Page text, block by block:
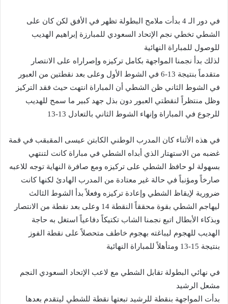
في دور الـ 4 بدأت ملامح البطولة تظهر في الأفق لكن كان على
الشطي تخطي نجم الإتحاد السعودي للمبارزة إبراهيم الهديب
للوصول للمباراة النهائية
لذلك بدأ نجمنا المواجهة بكامل تركيزه وإصراراه على الانتصار
متقدماً بنتيجة 13-6 في الشوط الأول وعلى بعد نقطتين من العبور
في الشوط الثاني ظن الشطي أن المباراة انتهت حيث فقد التركيز
وظل منتظراً لنقطتي العبور دون بذل جهد كبير ما سمح للهديب
للرجوع في المباراة وإنهاء الشوط الثاني بالتعادل 13-13
في هذه الأثناء كان المدرب الوطني الكابتن عيسى المقبقب في قمة
غضبه من الاستهتار الذي أبداه الشطي في مباراة كانت لتنتهي
بسهولة لو حافظ الشطي على تركيزه ومع صافرة النهاية توجه للاعبه
صارخاً ومؤنباً في حالة غير معتادة من المدرب الهادئ لكنها كانت
ضرورية لإيقاظ الشطي وإعادة تركيزه وفعلاً بدأ الشوط الثالث
ليهاجم الشطي بقوة محققاً النقطة 14 وعلى بعد نقطة من الانتصار
وبذكاء الأبطال اتبع نجمنا الشاب تكتيكاً دفاعياً استغل به حاجة
الهديب للهجوم ليباغته بهجوم خاطف متحصلاً على نقطة الفوز
بنتيجة 15-13 ومتأهلاً للمباراة النهائية
في نهائي البطولة تقابل الشطي مع لاعب الإتحاد السعودي النجم
مشعل الرشيد
بدأت المواجهة بنقطة للرشيد تبعتها نقطة للشطي ليتقدم بعدها